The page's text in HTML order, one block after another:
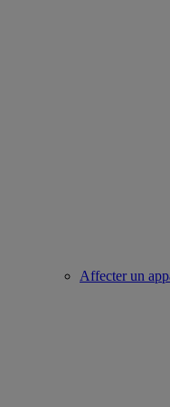
Affecter un